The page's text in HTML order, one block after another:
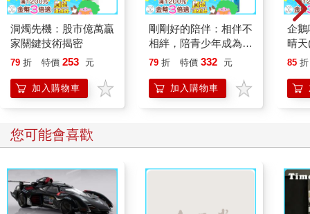
洞燭先機：股市億萬贏
家關鍵技術揭密
79 折 特價 253 元
加入購物車
剛剛好的陪伴：相伴不
相絆，陪青少年成為想
要的自己
79 折 特價 332 元
加入購物車
企
晴天
85 折
您可能會喜歡